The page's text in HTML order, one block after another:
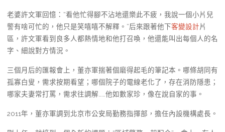
老婆許文軍回憶：“看他忙得腳不沾地還樂此不疲，我說一個小片兒
警有啥可忙的，他只是笑嘻嘻不解釋。”后來跟著他下客變設計片
區，許文軍看到良多人都熱情地和他打召喚，他還能叫出每個人的名
字、細說對方情況。
三個月后的匯報會上，董亦軍揣著個磨得起毛的筆記本。哪條胡同有
孤寡白叟，需求按期看望；哪個院子的電線老化了，存在消防隱患；
哪家夫妻常打罵，需求往調解……他如數家珍，像在說自家的事。
2011年，董亦軍調到北京市公安局勤務指揮部，擔任內設機構處長。